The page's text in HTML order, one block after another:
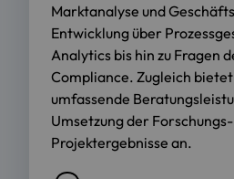
Marktanalyse und
Entwicklung über
Analytics bis hin zu Fragen
Compliance. Zugleich
umfassende
Umsetzung der
Projektergebnisse an.